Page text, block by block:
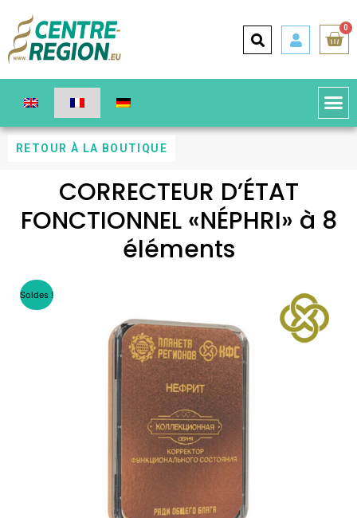
0
RETOUR À LA BOUTIQUE
CORRECTEUR D’ÉTAT
FONCTIONNEL «NÉPHRI» à 8
éléments
Soldes !